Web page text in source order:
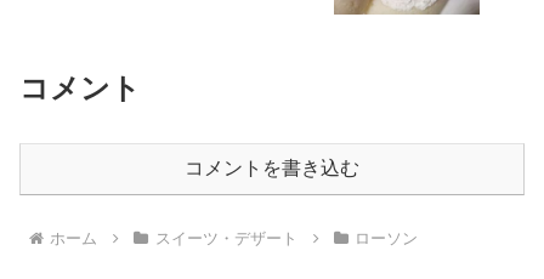
コメント
コメントを書き込む
ホーム スイーツ・デザート ローソン